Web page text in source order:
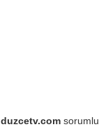
duzcetv.com sorumlu